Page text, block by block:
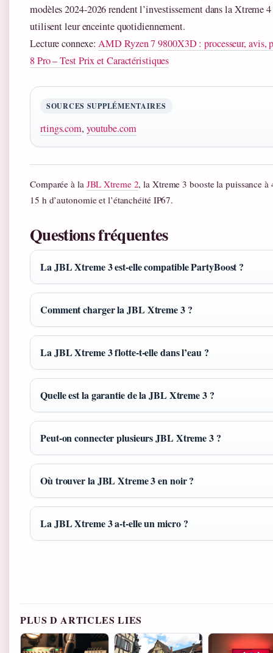
modèles 2024-2026 rendent l’investissement dans la Xtreme
utilisent leur enceinte quotidiennement.
Lecture connexe:AMD Ryzen 7 9800X3D : processeur, avis,
8 Pro – Test Prix et Caractéristiques
SOURCES SUPPLÉMENTAIRES
rtings.com, youtube.com
Comparée à la JBL Xtreme 2, la Xtreme 3 booste la puissance
15 h d’autonomie et l’étanchéité IP67.
Questions fréquentes
La JBL Xtreme 3 est-elle compatible PartyBoost ?
Comment charger la JBL Xtreme 3 ?
La JBL Xtreme 3 flotte-t-elle dans l’eau ?
Quelle est la garantie de la JBL Xtreme 3 ?
Peut-on connecter plusieurs JBL Xtreme 3 ?
Où trouver la JBL Xtreme 3 en noir ?
La JBL Xtreme 3 a-t-elle un micro ?
PLUS D ARTICLES LIES